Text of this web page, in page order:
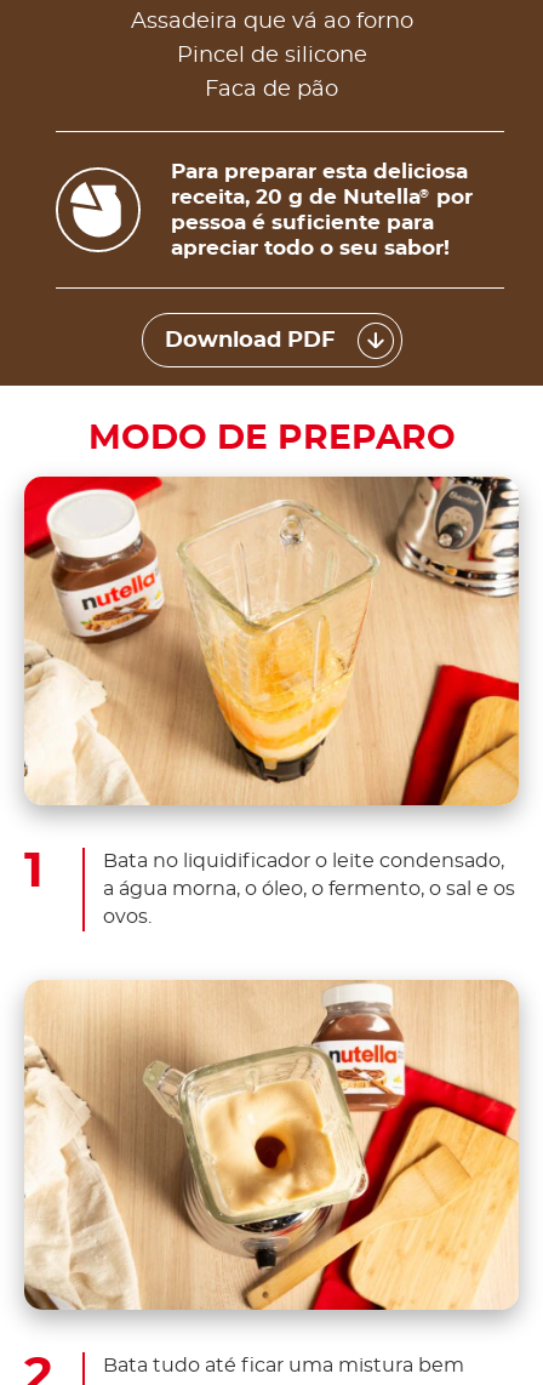
Assadeira que vá ao forno
Pincel de silicone
Faca de pão
Para preparar esta deliciosa
receita, 20 g de Nutella®
por
pessoa é suficiente para
apreciar todo o seu sabor!
Download PDF
MODO DE PREPARO
Bata no liquidificador o leite condensado,
a água morna, o óleo, o fermento, o sal e os
ovos.
Bata tudo até ficar uma mistura bem